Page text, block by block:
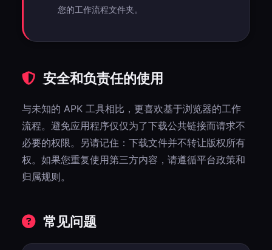
您的工作流程文件夹。
安全和负责任的使用
与未知的 APK 工具相比，更喜欢基于浏览器的工作
流程。避免应用程序仅仅为了下载公共链接而请求不
必要的权限。另请记住：下载文件并不转让版权所有
权。如果您重复使用第三方内容，请遵循平台政策和
归属规则。
常见问题